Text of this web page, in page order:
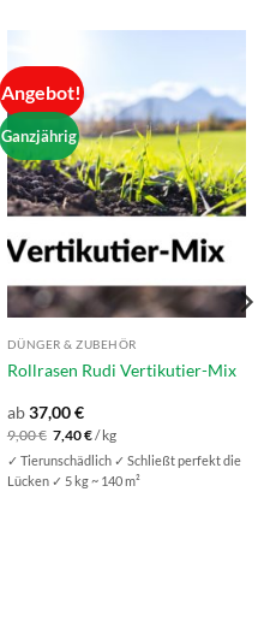
Angebot!
Ganzjährig
DÜNGER & ZUBEHÖR
Rollrasen Rudi Vertikutier-Mix
ab37,00€
9,00€ Ursprünglicher
Preis
war:
9,00 €
7,40€Aktueller
Preis
ist:
7,40 €.
/kg
✓ Tierunschädlich ✓ Schließt perfekt die
Lücken ✓ 5 kg ~ 140 m²